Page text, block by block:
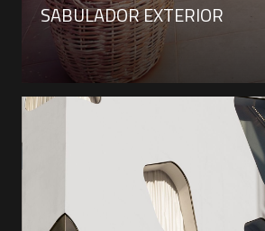
SABULADOR EXTERIOR